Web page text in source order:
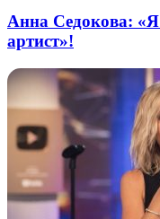
Анна Седокова: «Я
артист»!